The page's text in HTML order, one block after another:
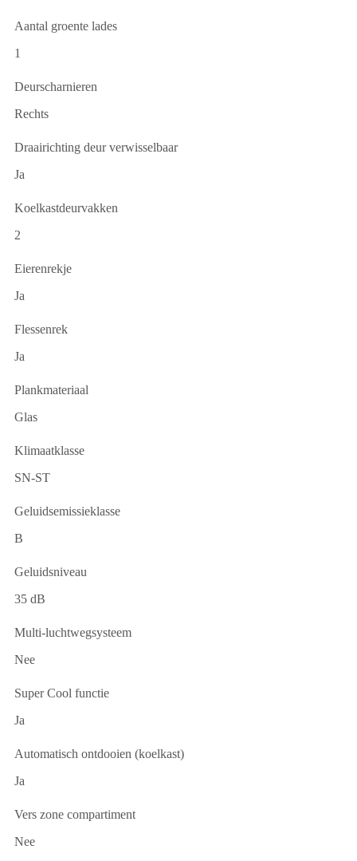
Aantal groente lades
1
Deurscharnieren
Rechts
Draairichting deur verwisselbaar
Ja
Koelkastdeurvakken
2
Eierenrekje
Ja
Flessenrek
Ja
Plankmateriaal
Glas
Klimaatklasse
SN-ST
Geluidsemissieklasse
B
Geluidsniveau
35 dB
Multi-luchtwegsysteem
Nee
Super Cool functie
Ja
Automatisch ontdooien (koelkast)
Ja
Vers zone compartiment
Nee